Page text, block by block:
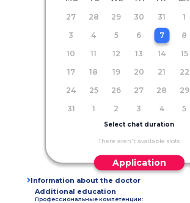
27
28 29 30 31 1
3
4 5 6 7 8
10
11 12 13 14 15
17
18 19 20 21 22
24
25 26 27 28 29
31
1 2 3 4 5
Select chat duration
There aren't available slots
Application
Information about the doctor
Additional education
Профессиональные компетенции: